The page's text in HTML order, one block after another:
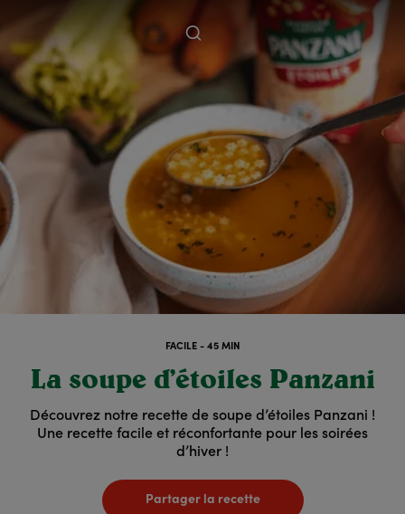
FACILE - 45 MIN
La soupe d’étoiles Panzani
Découvrez notre recette de soupe d’étoiles Panzani !
Une recette facile et réconfortante pour les soirées
d’hiver !
Partager la recette